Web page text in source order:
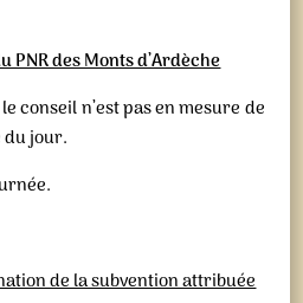
des Monts d’Ardèche
conseil n’est pas en mesure de
du jour.
de la subvention attribuée